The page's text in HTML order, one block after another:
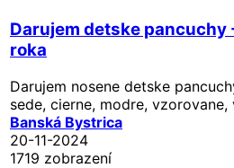
Darujem detske pancuchy
roka
Darujem nosene detske
sede, cierne, modre,
Banská Bystrica
20-11-2024
1719 zobrazení